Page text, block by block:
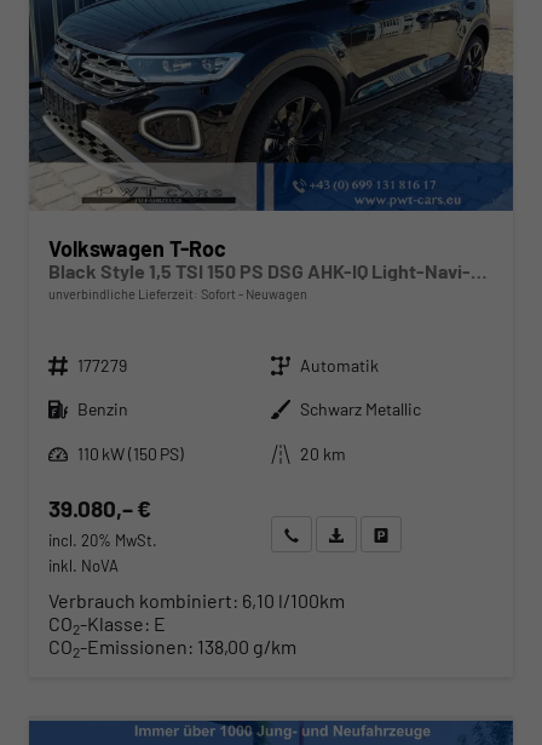
Volkswagen T-Roc
unverbindliche Lieferzeit: Sofort Neuwagen
Fahrzeugnr. 177279 Getriebe Automatik
Kraftstoff Benzin Außenfarbe Schwarz Metallic
Leistung
110 kW (150 PS) Kilometerstand 20 km
39.080,– €
incl. 20% MwSt.
inkl. NoVA
Wir rufen Sie anAngebot drucken (PDF)
Verbrauch kombiniert: 6,10 l/100km
CO2-Klasse: E
CO2-Emissionen: 138,00 g/km